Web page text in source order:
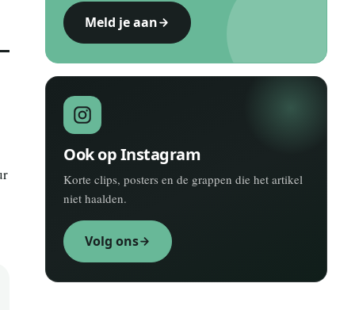
Meld je aan
Ook op Instagram
Korte clips, posters en de grappen die het artikel
niet haalden.
Volg ons